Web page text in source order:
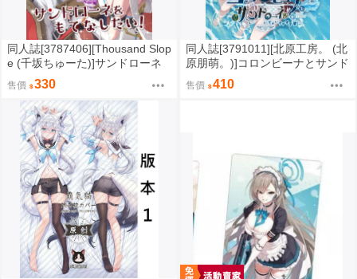
同人誌[3787406][Thousand Slop
e (千坂ちゅーた)]サンドローネ
をもてなしたい (原神)
售價 330
同人誌[3791011][北原工房。 (北
原朋萌。)]コロンビーナとサンド
ローネがイチャイチャする本 2
(原神)
售價 410